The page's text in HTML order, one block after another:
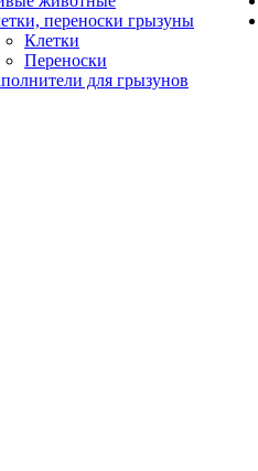
переноски грызуны
Клетки
Переноски
для грызунов